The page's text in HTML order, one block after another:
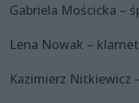
Gabriela Mościcka –
Lena Nowak –
Kazimierz Nitkiewicz